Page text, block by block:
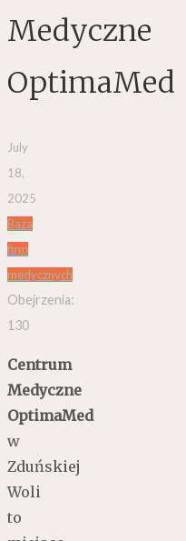
Medyczne
OptimaMed
July
18,
2025
Baza
firm
medycznych
Obejrzenia:
130
Centrum
Medyczne
OptimaMed
w
Zduńskiej
Woli
to